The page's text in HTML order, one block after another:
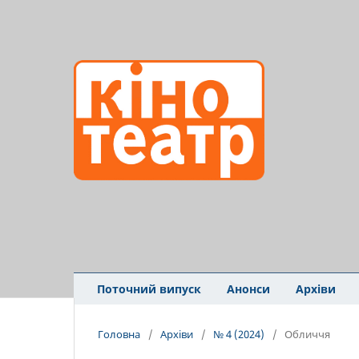
Поточний випуск Анонси Архіви
Головна / Архіви / № 4 (2024) / Обличчя